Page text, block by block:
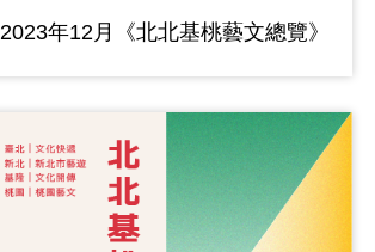
2023年12月《北北基桃藝文總覽》